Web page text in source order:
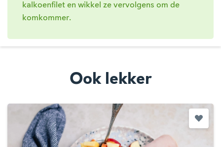
kalkoenfilet en wikkel ze vervolgens om de
komkommer.
Ook lekker